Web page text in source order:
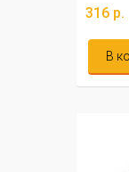
316 р.
В